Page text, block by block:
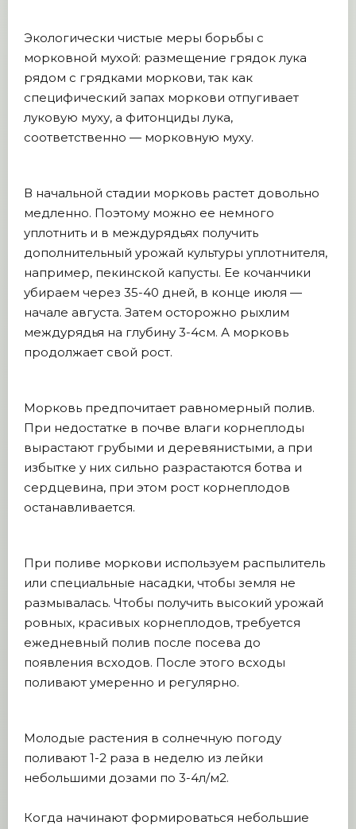
Экологически чистые меры борьбы с
морковной мухой: размещение грядок лука
рядом с грядками моркови, так как
специфический запах моркови отпугивает
луковую муху, а фитонциды лука,
соответственно — морковную муху.
В начальной стадии морковь растет довольно
медленно. Поэтому можно ее немного
уплотнить и в междурядьях получить
дополнительный урожай культуры уплотнителя,
например, пекинской капусты. Ее кочанчики
убираем через 35-40 дней, в конце июля —
начале августа. Затем осторожно рыхлим
междурядья на глубину 3-4см. А морковь
продолжает свой рост.
Морковь предпочитает равномерный полив.
При недостатке в почве влаги корнеплоды
вырастают грубыми и деревянистыми, а при
избытке у них сильно разрастаются ботва и
сердцевина, при этом рост корнеплодов
останавливается.
При поливе моркови используем распылитель
или специальные насадки, чтобы земля не
размывалась. Чтобы получить высокий урожай
ровных, красивых корнеплодов, требуется
ежедневный полив после посева до
появления всходов. После этого всходы
поливают умеренно и регулярно.
Молодые растения в солнечную погоду
поливают 1-2 раза в неделю из лейки
небольшими дозами по 3-4л/м2.
Когда начинают формироваться небольшие